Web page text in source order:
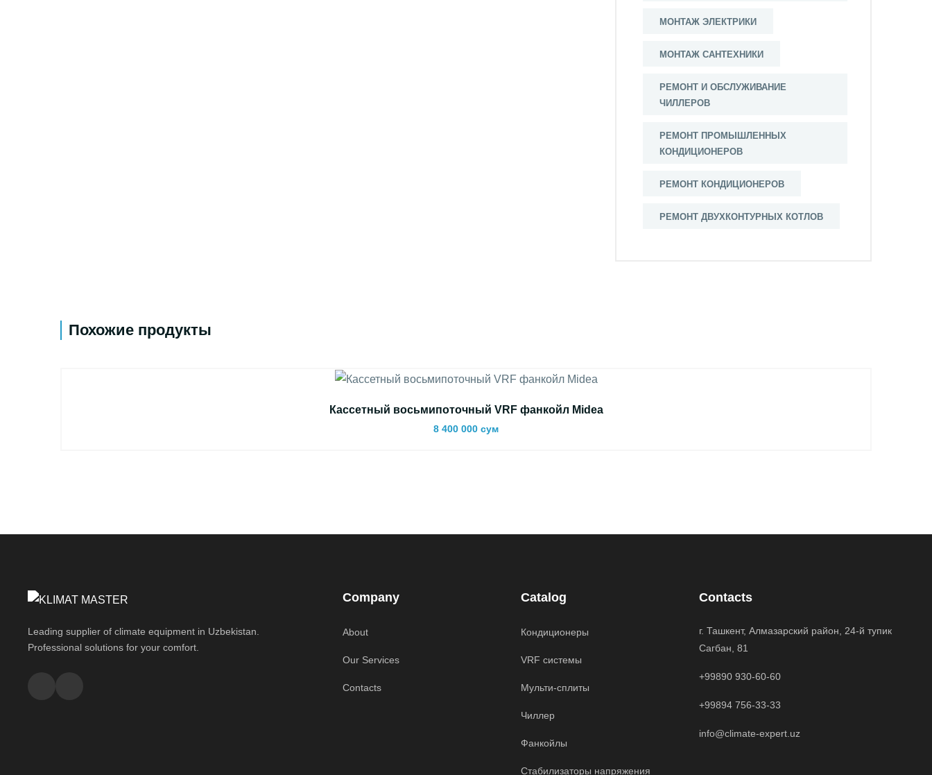
МОНТАЖ ЭЛЕКТРИКИ
МОНТАЖ САНТЕХНИКИ
РЕМОНТ И ОБСЛУЖИВАНИЕ
ЧИЛЛЕРОВ
РЕМОНТ ПРОМЫШЛЕННЫХ
КОНДИЦИОНЕРОВ
РЕМОНТ КОНДИЦИОНЕРОВ
РЕМОНТ ДВУХКОНТУРНЫX КОТЛОВ
Похожие продукты
Кассетный восьмипоточный VRF фанкойл Midea
8 400 000 сум
Leading supplier of climate equipment in Uzbekistan.
Professional solutions for your comfort.
Company
About
Our Services
Contacts
Catalog
Кондиционеры
VRF системы
Мульти-сплиты
Чиллер
Фанкойлы
Стабилизаторы напряжения
Contacts
г. Ташкент, Алмазарский район, 24-й тупик
Сагбан, 81
+99890 930-60-60
+99894 756-33-33
info@climate-expert.uz